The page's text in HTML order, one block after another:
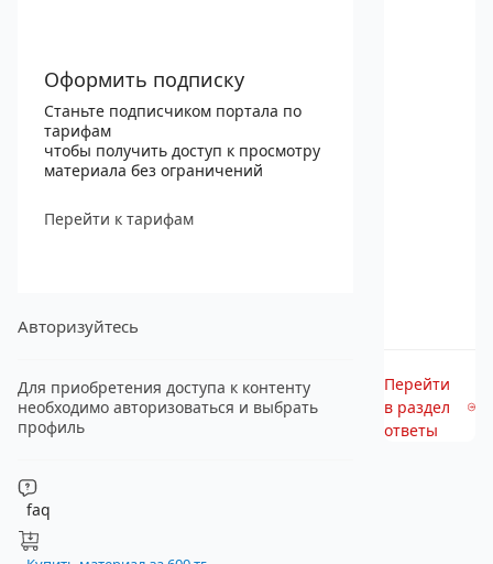
Оформить подписку
Станьте подписчиком портала по
тарифам
чтобы получить доступ к просмотру
материала без ограничений
Перейти к тарифам
Авторизуйтесь
Для приобретения доступа к контенту
необходимо авторизоваться и выбрать
профиль
faq
Перейти
в раздел
ответы